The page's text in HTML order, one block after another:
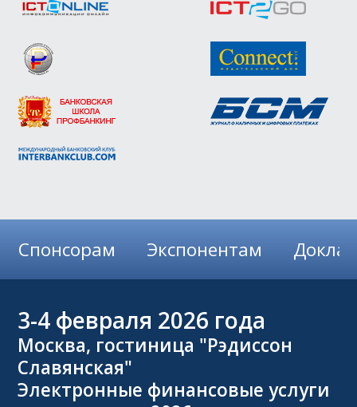
Спонсорам Экспонентам
3-4 февраля 2026 года
Москва, гостиница "Рэдиссон
Славянская"
Электронные финансовые услуги